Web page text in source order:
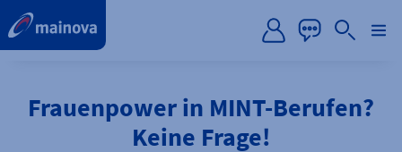
Frauenpower in MINT-Berufen?
Keine Frage!